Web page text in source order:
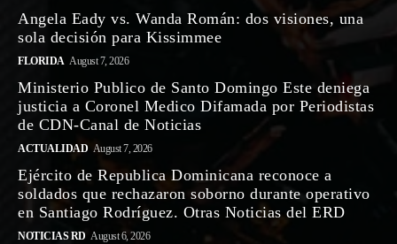
Angela Eady vs. Wanda Román: dos visiones, una
sola decisión para Kissimmee
FLORIDA August 7, 2026
Ministerio Publico de Santo Domingo Este deniega
justicia a Coronel Medico Difamada por Periodistas
de CDN-Canal de Noticias
ACTUALIDAD August 7, 2026
Ejército de Republica Dominicana reconoce a
soldados que rechazaron soborno durante operativo
en Santiago Rodríguez. Otras Noticias del ERD
NOTICIAS RD August 6, 2026